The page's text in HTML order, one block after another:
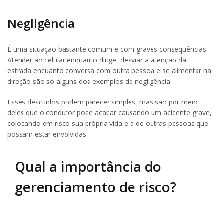
Negligência
É uma situação bastante comum e com graves consequências.
Atender ao celular enquanto dirige, desviar a atenção da
estrada enquanto conversa com outra pessoa e se alimentar na
direção são só alguns dos exemplos de negligência.
Esses descuidos podem parecer simples, mas são por meio
deles que o condutor pode acabar causando um acidente grave,
colocando em risco sua própria vida e a de outras pessoas que
possam estar envolvidas.
Qual a importância do
gerenciamento de risco?